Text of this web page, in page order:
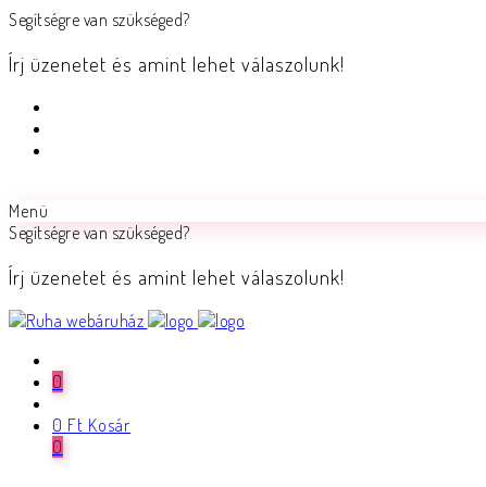
Segítségre van szükséged?
Írj üzenetet és amint lehet válaszolunk!
Menü
Segítségre van szükséged?
Írj üzenetet és amint lehet válaszolunk!
0
0 Ft Kosár
0